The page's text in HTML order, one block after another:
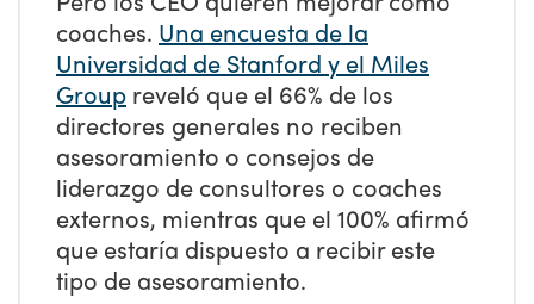
coaches. Una encuesta de la
Universidad de Stanford y el Miles
Group reveló que el 66% de los
directores generales no reciben
asesoramiento o consejos de
liderazgo de consultores o coaches
externos, mientras que el 100% afirmó
que estaría dispuesto a recibir este
tipo de asesoramiento.